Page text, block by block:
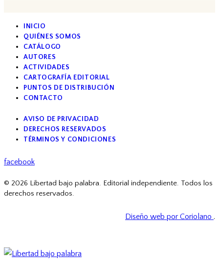
INICIO
QUIÉNES SOMOS
CATÁLOGO
AUTORES
ACTIVIDADES
CARTOGRAFÍA EDITORIAL
PUNTOS DE DISTRIBUCIÓN
CONTACTO
AVISO DE PRIVACIDAD
DERECHOS RESERVADOS
TÉRMINOS Y CONDICIONES
facebook
© 2026 Libertad bajo palabra. Editorial independiente. Todos los
derechos reservados.
Diseño web por Coriolano .